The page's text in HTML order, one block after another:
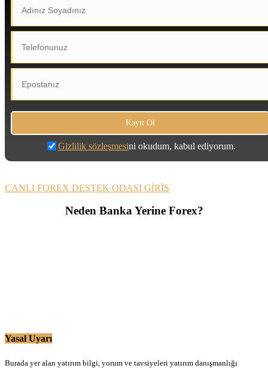
Gizlilik sözleşmesini okudum, kabul ediyorum.
CANLI FOREX DESTEK ODASI GİRİŞ
Neden Banka Yerine Forex?
Yasal Uyarı
Burada yer alan yatırım bilgi, yorum ve tavsiyeleri yatırım danışmanlığı